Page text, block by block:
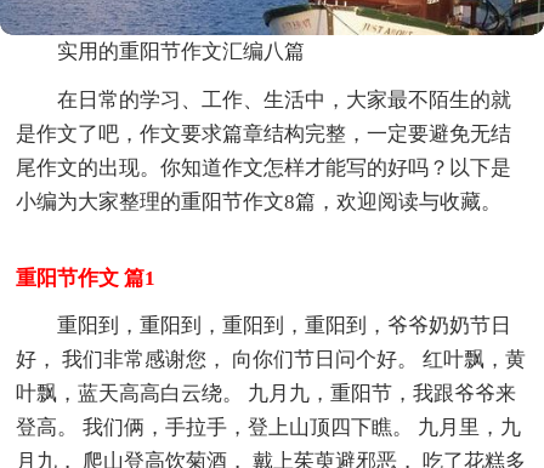
实用的重阳节作文汇编八篇
在日常的学习、工作、生活中，大家最不陌生的就
是作文了吧，作文要求篇章结构完整，一定要避免无结
尾作文的出现。你知道作文怎样才能写的好吗？以下是
小编为大家整理的重阳节作文8篇，欢迎阅读与收藏。
重阳节作文 篇1
重阳到，重阳到，重阳到，重阳到，爷爷奶奶节日
好， 我们非常感谢您， 向你们节日问个好。 红叶飘，黄
叶飘，蓝天高高白云绕。 九月九，重阳节，我跟爷爷来
登高。 我们俩，手拉手，登上山顶四下瞧。 九月里，九
月九， 爬山登高饮菊酒， 戴上茱萸避邪恶， 吃了花糕多